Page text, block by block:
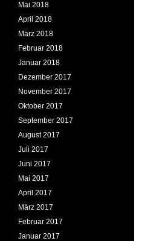
Mai 2018
April 2018
März 2018
Februar 2018
Januar 2018
Dezember 2017
November 2017
Oktober 2017
September 2017
August 2017
Juli 2017
Juni 2017
Mai 2017
April 2017
März 2017
Februar 2017
Januar 2017